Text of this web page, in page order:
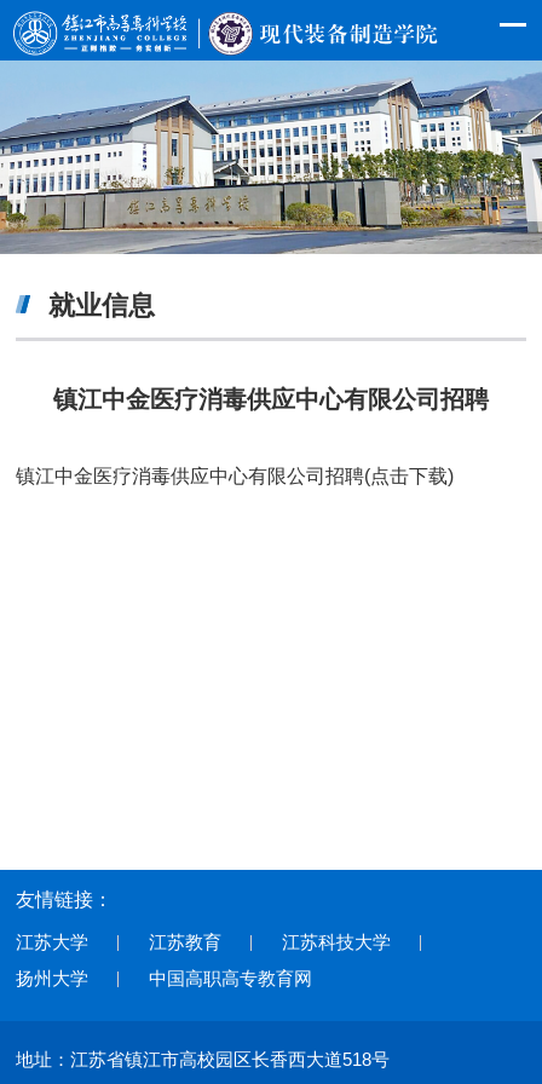
就业信息
镇江中金医疗消毒供应中心有限公司招聘
镇江中金医疗消毒供应中心有限公司招聘(点击下载)
友情链接：
江苏大学 江苏教育
江苏科技大学
扬州大学
中国高职高专教育网
地址：江苏省镇江市高校园区长香西大道518号